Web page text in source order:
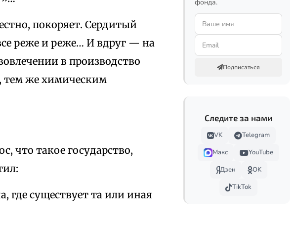
покоряет. Сердитый
реже и реже… И вдруг — на
в производство
тем же химическим
что такое государство,
где существует та или иная
фонда.
Подписаться
Следите за нами
VK
Telegram
Макс
YouTube
Дзен
OK
TikTok